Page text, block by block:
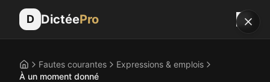
D DictéePro
AccueilFautes courantes
Expressions & emplois
À un moment donné